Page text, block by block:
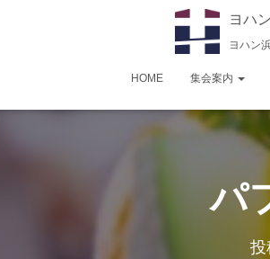
ヨハ
ヨハン
HOME 集会案内
パ
投